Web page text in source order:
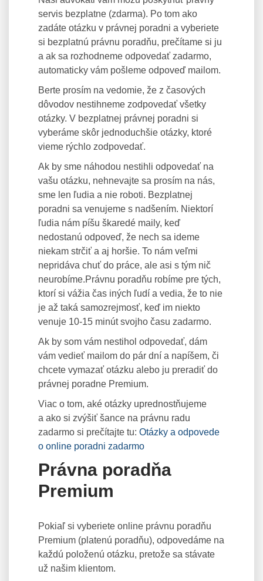
servis bezplatne (zdarma). Po tom ako
zadáte otázku v právnej poradni a vyberiete
si bezplatnú právnu poradňu, prečítame si ju
a ak sa rozhodneme odpovedať zadarmo,
automaticky vám pošleme odpoveď mailom.
Berte prosím na vedomie, že z časových
dôvodov nestihneme zodpovedať všetky
otázky. V bezplatnej právnej poradni si
vyberáme skôr jednoduchšie otázky, ktoré
vieme rýchlo zodpovedať.
Ak by sme náhodou nestihli odpovedať na
vašu otázku, nehnevajte sa prosím na nás,
sme len ľudia a nie roboti. Bezplatnej
poradni sa venujeme s nadšením. Niektorí
ľudia nám píšu škaredé maily, keď
nedostanú odpoveď, že nech sa ideme
niekam strčiť a aj horšie. To nám veľmi
nepridáva chuť do práce, ale asi s tým nič
neurobíme.Právnu poradňu robíme pre tých,
ktorí si vážia čas iných ľudí a vedia, že to nie
je až taká samozrejmosť, keď im niekto
venuje 10-15 minút svojho času zadarmo.
Ak by som vám nestihol odpovedať, dám
vám vedieť mailom do pár dní a napíšem, či
chcete vymazať otázku alebo ju preradiť do
právnej poradne Premium.
Viac o tom, aké otázky uprednostňujeme
a ako si zvýšiť šance na právnu radu
zadarmo si prečítajte tu: Otázky a odpovede
o online poradni zadarmo
Právna poradňa
Premium
Pokiaľ si vyberiete online právnu poradňu
Premium (platenú poradňu), odpovedáme na
každú položenú otázku, pretože sa stávate
už našim klientom.